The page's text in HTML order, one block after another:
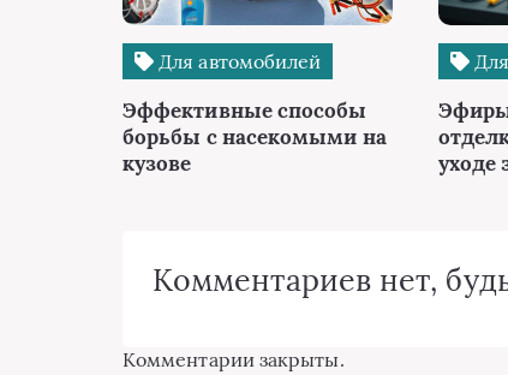
Для автомобилей
Эффективные способы
борьбы с насекомыми на
кузове
Эфиры
уходе
Комментариев нет,
Комментарии закрыты.